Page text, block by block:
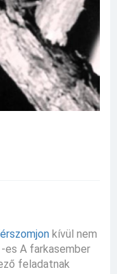
kívül nem
es A farkasember
feladatnak